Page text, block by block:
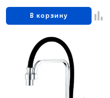
В корзину